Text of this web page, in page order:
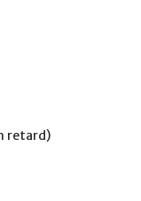
retard)